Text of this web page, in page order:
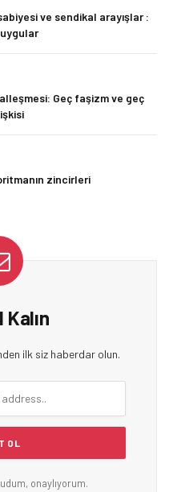
ve sendikal arayışlar :
Geç faşizm ve geç
zincirleri
Kalın
ilk siz haberdar olun.
onaylıyorum.